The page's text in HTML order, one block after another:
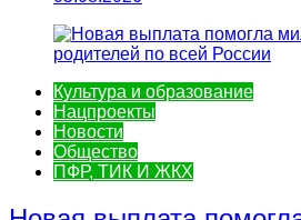
Культура и образование
Нацпроекты
Новости
Общество
ПФР, ТИК И ЖКХ